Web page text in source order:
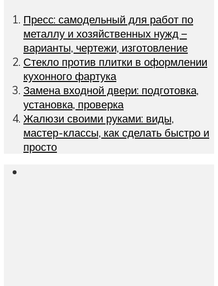
Пресс: самодельный для работ по
металлу и хозяйственных нужд –
варианты, чертежи, изготовление
Стекло против плитки в оформлении
кухонного фартука
Замена входной двери: подготовка,
установка, проверка
Жалюзи своими руками: виды,
мастер-классы, как сделать быстро и
просто